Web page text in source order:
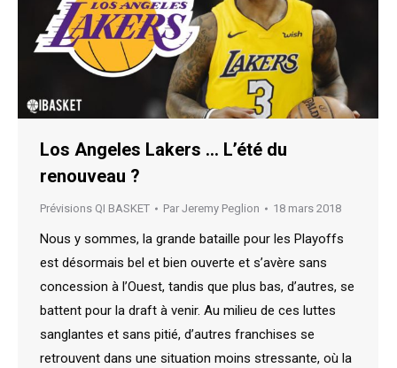
Los Angeles Lakers … L’été du
renouveau ?
Prévisions QI BASKET Par Jeremy Peglion 18 mars 2018
Nous y sommes, la grande bataille pour les Playoffs
est désormais bel et bien ouverte et s’avère sans
concession à l’Ouest, tandis que plus bas, d’autres, se
battent pour la draft à venir. Au milieu de ces luttes
sanglantes et sans pitié, d’autres franchises se
retrouvent dans une situation moins stressante, où la